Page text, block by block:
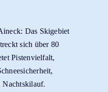
Das Skigebiet
sich über 80
Pistenvielfalt,